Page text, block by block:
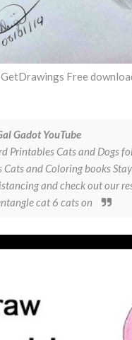
Free
Gadot YouTube
Printables Cats and Dogs
Cats and Coloring books
and check out our
cat 6 cats on